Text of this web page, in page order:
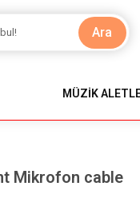
Ara
MÜZİK
Mikrofon cable